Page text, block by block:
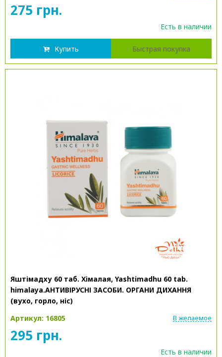
275 грн.
Есть в наличии
Купить Быстрая покупка
Яштімадху 60 таб. Хімалая, Yashtimadhu 60 tab.
himalaya.АНТИВІРУСНІ ЗАСОБИ. ОРГАНИ ДИХАННЯ
(вухо, горло, ніс)
Артикул: 16805
В желаемое
295 грн.
Есть в наличии